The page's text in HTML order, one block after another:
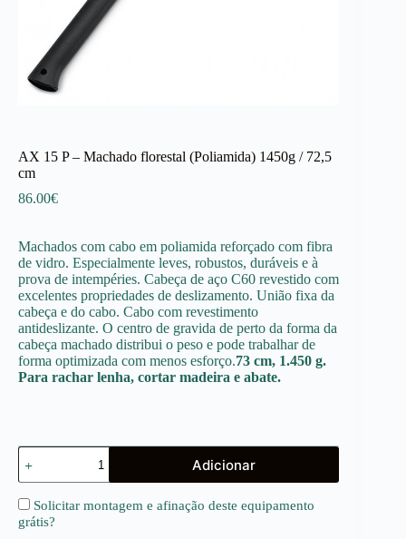
AX 15 P – Machado florestal (Poliamida) 1450g / 72,5
cm
86.00€
Machados com cabo em poliamida reforçado com fibra
de vidro. Especialmente leves, robustos, duráveis e à
prova de intempéries. Cabeça de aço C60 revestido com
excelentes propriedades de deslizamento. União fixa da
cabeça e do cabo. Cabo com revestimento
antideslizante. O centro de gravida de perto da forma da
cabeça machado distribui o peso e pode trabalhar de
forma optimizada com menos esforço.73 cm, 1.450 g.
Para rachar lenha, cortar madeira e abate.
Quantidade
de
AX
15
P
-
Adicionar
Solicitar montagem e afinação deste equipamento
grátis?